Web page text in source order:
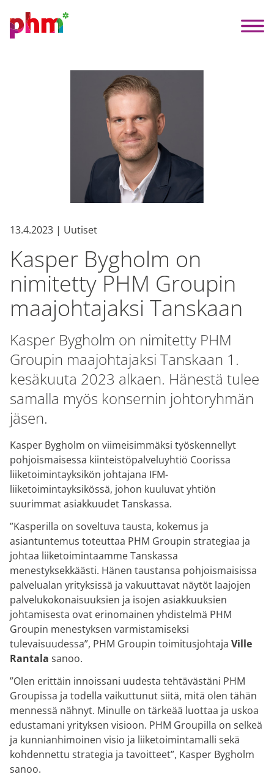
13.4.2023 | Uutiset
Kasper Bygholm on
nimitetty PHM Groupin
maajohtajaksi Tanskaan
Kasper Bygholm on nimitetty PHM
Groupin maajohtajaksi Tanskaan 1.
kesäkuuta 2023 alkaen. Hänestä tulee
samalla myös konsernin johtoryhmän
jäsen.
Kasper Bygholm on viimeisimmäksi työskennellyt
pohjoismaisessa kiinteistöpalveluyhtiö Coorissa
liiketoimintayksikön johtajana IFM-
liiketoimintayksikössä, johon kuuluvat yhtiön
suurimmat asiakkuudet Tanskassa.
”Kasperilla on soveltuva tausta, kokemus ja
asiantuntemus toteuttaa PHM Groupin strategiaa ja
johtaa liiketoimintaamme Tanskassa
menestyksekkäästi. Hänen taustansa pohjoismaisissa
palvelualan yrityksissä ja vakuuttavat näytöt laajojen
palvelukokonaisuuksien ja isojen asiakkuuksien
johtamisesta ovat erinomainen yhdistelmä PHM
Groupin menestyksen varmistamiseksi
tulevaisuudessa”, PHM Groupin toimitusjohtaja Ville
Rantala sanoo.
”Olen erittäin innoissani uudesta tehtävästäni PHM
Groupissa ja todella vaikuttunut siitä, mitä olen tähän
mennessä nähnyt. Minulle on tärkeää luottaa ja uskoa
edustamani yrityksen visioon. PHM Groupilla on selkeä
ja kunnianhimoinen visio ja liiketoimintamalli sekä
kohdennettu strategia ja tavoitteet”, Kasper Bygholm
sanoo.